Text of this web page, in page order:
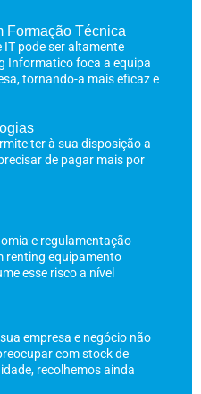
Formação Técnica
pode ser altamente
Informatico foca a equipa
tornando-a mais eficaz e
ter à sua disposição a
de pagar mais por
e regulamentação
renting equipamento
esse risco a nível
empresa e negócio não
com stock de
recolhemos ainda